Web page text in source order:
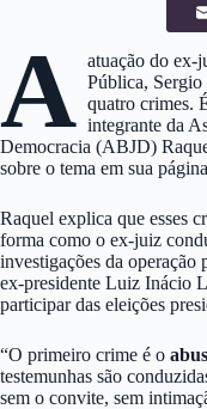
A atuação do ex-
Pública,
quatro crimes.
integrante da
Democracia (ABJD)
sobre o tema em sua
Raquel explica que esses
forma como o ex-juiz
investigações da operação
ex-presidente Luiz Inácio
participar das eleições
“O primeiro crime é o
testemunhas são
sem o convite, sem